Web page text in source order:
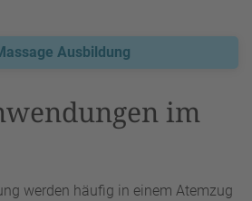
Ausbildung
im
werden häufig in einem Atemzug